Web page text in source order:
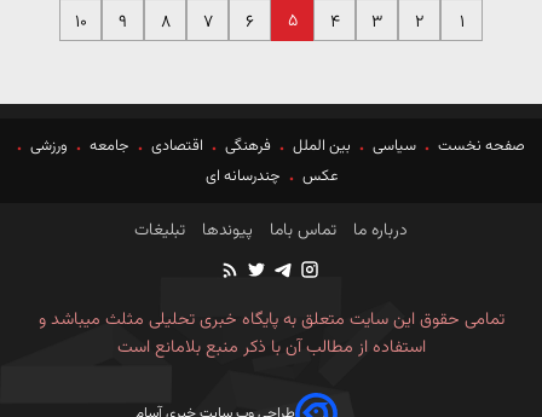
۱ ۲ ۳ ۴ ۵ ۶ ۷ ۸ ۹ ۱۰
صفحه نخست سیاسی بین الملل فرهنگی اقتصادی جامعه
ورزشی
عکس
چندرسانه ای
درباره ما تماس باما پیوندها تبلیغات
تمامی حقوق این سایت متعلق به پایگاه خبری تحلیلی مثلث میباشد و
استفاده از مطالب آن با ذکر منبع بلامانع است